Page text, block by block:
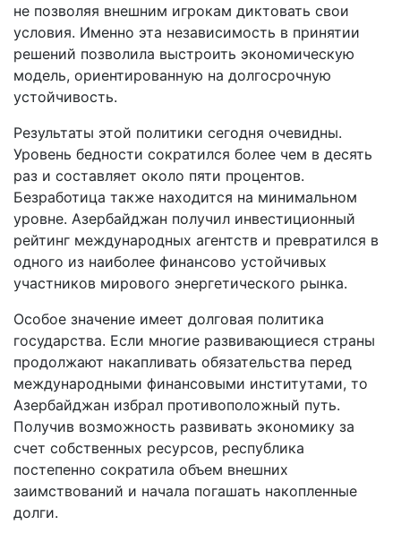
не позволяя внешним игрокам диктовать свои
условия. Именно эта независимость в принятии
решений позволила выстроить экономическую
модель, ориентированную на долгосрочную
устойчивость.
Результаты этой политики сегодня очевидны.
Уровень бедности сократился более чем в десять
раз и составляет около пяти процентов.
Безработица также находится на минимальном
уровне. Азербайджан получил инвестиционный
рейтинг международных агентств и превратился в
одного из наиболее финансово устойчивых
участников мирового энергетического рынка.
Особое значение имеет долговая политика
государства. Если многие развивающиеся страны
продолжают накапливать обязательства перед
международными финансовыми институтами, то
Азербайджан избрал противоположный путь.
Получив возможность развивать экономику за
счет собственных ресурсов, республика
постепенно сократила объем внешних
заимствований и начала погашать накопленные
долги.